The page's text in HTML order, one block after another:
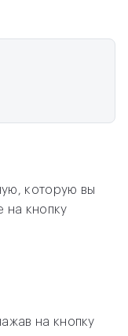
которую вы
на кнопку
на кнопку